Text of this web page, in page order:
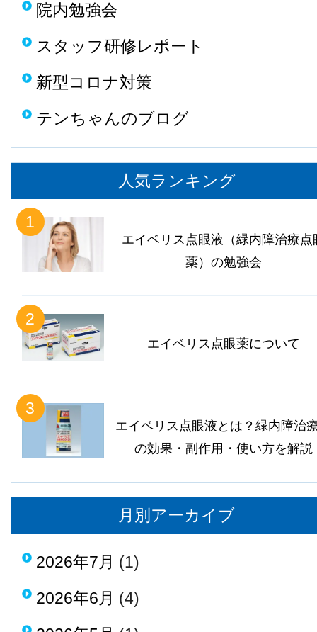
院内勉強会
スタッフ研修レポート
新型コロナ対策
テンちゃんのブログ
人気ランキング
1
エイベリス点眼液（緑内障治療点
薬）の勉強会
2
エイベリス点眼薬について
3
エイベリス点眼液とは？緑内障治
の効果・副作用・使い方を解説
月別アーカイブ
2026年7月 (1)
2026年6月 (4)